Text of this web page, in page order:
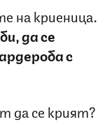
на криеница.
да се
с
да се крият?